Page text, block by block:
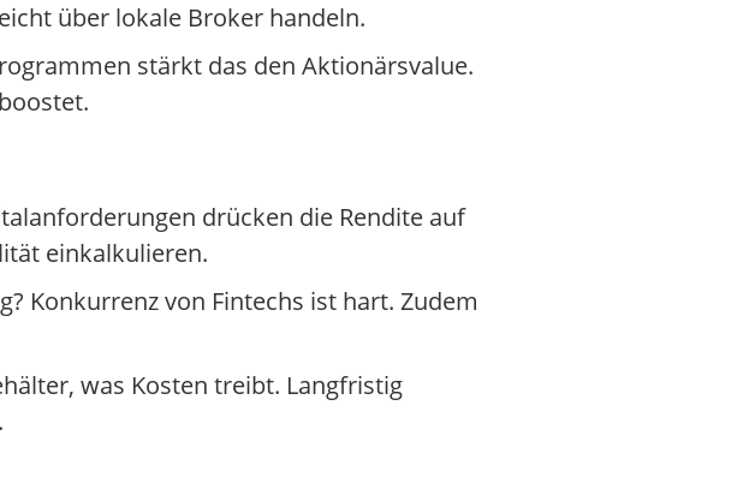
über lokale Broker handeln.
stärkt das den Aktionärsvalue.
drücken die Rendite auf
einkalkulieren.
Konkurrenz von Fintechs ist hart. Zudem
was Kosten treibt. Langfristig